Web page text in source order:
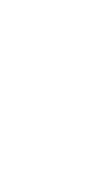
שליטה מההגה על
הראשונים, אבל
תנוחה נוחה למרות
מעבר למושב
ולכפות
מאוד לא תהיה
פתחי מיזוג בין
נציין
נוח יותר מזה
הפנים, שכלל